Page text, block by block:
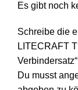
Es gibt noch
Schreibe die
LITECRAFT
Verbindersatz“
Du musst